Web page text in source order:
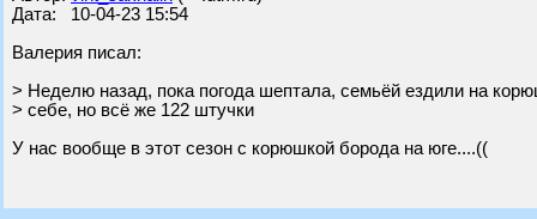
Дата: 10-04-23 15:54
Валерия писал:
> Неделю назад, пока погода шептала, семьёй ездили на
> себе, но всё же 122 штучки
У нас вообще в этот сезон с корюшкой борода на юге....((